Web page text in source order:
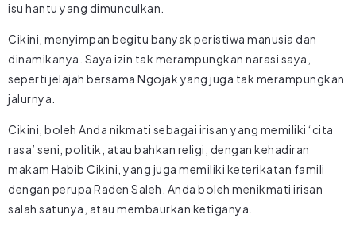
isu hantu yang dimunculkan.
Cikini, menyimpan begitu banyak peristiwa manusia dan
dinamikanya. Saya izin tak merampungkan narasi saya,
seperti jelajah bersama Ngojak yang juga tak merampungkan
jalurnya.
Cikini, boleh Anda nikmati sebagai irisan yang memiliki ‘cita
rasa’ seni, politik, atau bahkan religi, dengan kehadiran
makam Habib Cikini, yang juga memiliki keterikatan famili
dengan perupa Raden Saleh. Anda boleh menikmati irisan
salah satunya, atau membaurkan ketiganya.